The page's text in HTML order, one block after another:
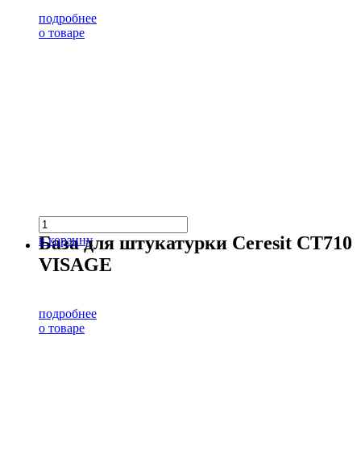
подробнее
о товаре
в корзину
База для штукатурки Ceresit CT710
VISAGE
подробнее
о товаре